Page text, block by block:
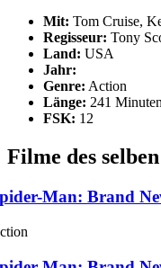
Mit: Tom Cruise,
Regisseur: Tony
Land: USA
Jahr:
Genre: Action
Länge: 241 Minuten
FSK: 12
Filme des
Man: Brand